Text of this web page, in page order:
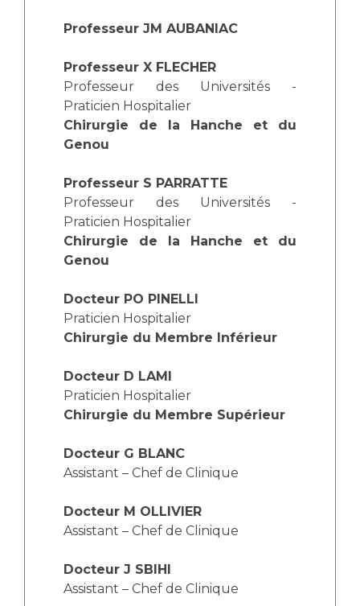
Handi 13
Accueil sourds et malentendants
Charte Romain Jacob
Mouvement Parcours Handicap 13
Activité physique
Cancer
Médecine nucléaire
Maladies rares
Vos représentants
Les Comités Locaux des Usagers
Le projet des usagers
Professionnels de santé
Adresser un patient
Réseaux de soins
Radiologie / Imagerie
Cancérologie
Les pôles d'activité médicale
Anatomie et Cytologie Pathologiques
Centres de référence Maladies Rares
Plateforme d'Expertise Maladies Rares
Presse / Multimédia
Dossiers de presse
Médiathèque
Fournisseurs
Rôles et missions
Professeur JM AUBANIAC
Professeur X FLECHER
Professeur des Universités -
Praticien Hospitalier
Chirurgie de la Hanche et du
Genou
Professeur S PARRATTE
Professeur des Universités -
Praticien Hospitalier
Chirurgie de la Hanche et du
Genou
Docteur PO PINELLI
Praticien Hospitalier
Chirurgie du Membre Inférieur
Docteur D LAMI
Praticien Hospitalier
Chirurgie du Membre Supérieur
Docteur G BLANC
Assistant – Chef de Clinique
Docteur M OLLIVIER
Assistant – Chef de Clinique
Docteur J SBIHI
Assistant – Chef de Clinique